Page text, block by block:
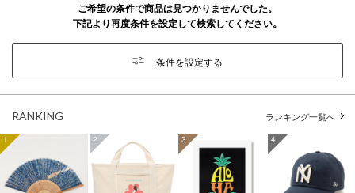
ご希望の条件で商品は見つかりませんでした。
下記より再度条件を設定して検索してください。
条件を設定する
RANKING ランキング一覧へ
1 2 3 4